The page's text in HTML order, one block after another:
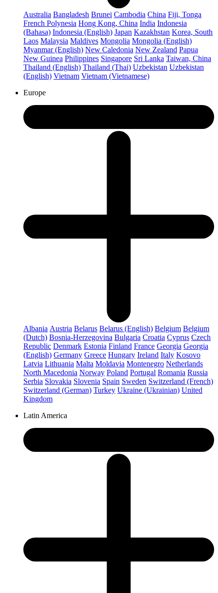
Australia Bangladesh Brunei Cambodia China Fiji, Tonga
French Polynesia Hong Kong, China India Indonesia
(Bahasa) Indonesia (English) Japan Kazakhstan Korea, South
Laos Malaysia Maldives Mongolia Mongolia (English)
Myanmar (English) New Caledonia New Zealand Papua
New Guinea Philippines Singapore Sri Lanka Taiwan, China
Thailand (English) Thailand (Thai) Uzbekistan Uzbekistan
(English) Vietnam Vietnam (Vietnamese)
Europe
Albania Austria Belarus Belarus (English) Belgium Belgium
(Dutch) Bosnia-Herzegovina Bulgaria Croatia Cyprus Czech
Republic Denmark Estonia Finland France Georgia Georgia
(English) Germany Greece Hungary Ireland Italy Kosovo
Latvia Lithuania Malta Moldavia Montenegro Netherlands
North Macedonia Norway Poland Portugal Romania Russia
Serbia Slovakia Slovenia Spain Sweden Switzerland (French)
Switzerland (German) Turkey Ukraine (Ukrainian) United
Kingdom
Latin America